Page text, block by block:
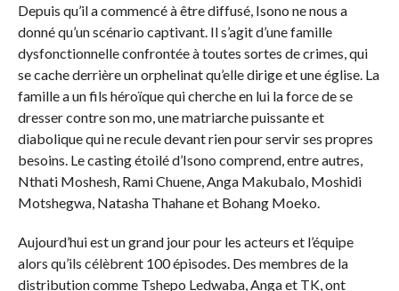
Depuis qu’il a commencé à être diffusé, Isono ne nous a
donné qu’un scénario captivant. Il s’agit d’une famille
dysfonctionnelle confrontée à toutes sortes de crimes, qui
se cache derrière un orphelinat qu’elle dirige et une église. La
famille a un fils héroïque qui cherche en lui la force de se
dresser contre son mo, une matriarche puissante et
diabolique qui ne recule devant rien pour servir ses propres
besoins. Le casting étoilé d’Isono comprend, entre autres,
Nthati Moshesh, Rami Chuene, Anga Makubalo, Moshidi
Motshegwa, Natasha Thahane et Bohang Moeko.
Aujourd’hui est un grand jour pour les acteurs et l’équipe
alors qu’ils célèbrent 100 épisodes. Des membres de la
distribution comme Tshepo Ledwaba, Anga et TK, ont